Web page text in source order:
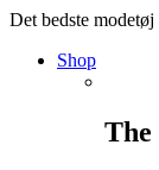
Det bedste
Shop